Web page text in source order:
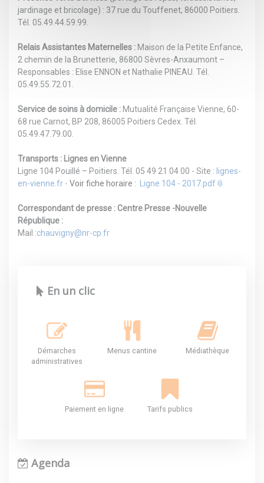
jardinage et bricolage) : 37 rue du Touffenet, 86000 Poitiers.
Tél. 05.49.44.59.99.
Relais Assistantes Maternelles : Maison de la Petite Enfance,
2 chemin de la Brunetterie, 86800 Sèvres-Anxaumont –
Responsables : Elise ENNON et Nathalie PINEAU. Tél.
05.49.55.72.01.
Service de soins à domicile :Mutualité Française Vienne, 60-
68 rue Carnot, BP 208, 86005 Poitiers Cedex. Tél.
05.49.47.79.00.
Transports : Lignes en Vienne
Ligne 104 Pouillé – Poitiers. Tél. 05 49 21 04 00 - Site : lignes-
en-vienne.fr - Voir fiche horaire : Ligne 104 - 2017.pdf
Correspondant de presse :Centre Presse -Nouvelle
République :
Mail :chauvigny@nr-cp.fr
En un clic
Démarches
administratives
Menus cantine Médiathèque
Paiement en ligne Tarifs publics
Agenda